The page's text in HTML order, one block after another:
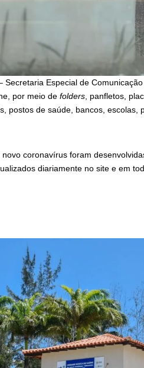
Secretaria Especial de
por meio de folders, panfletos,
postos de saúde, bancos, escolas,
coronavírus foram
diariamente no site e em